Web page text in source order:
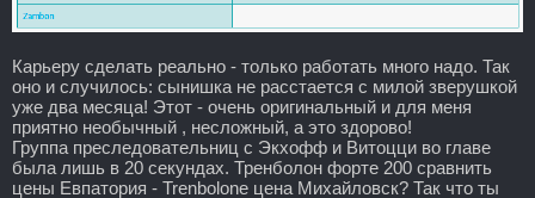
Карьеру сделать реально - только работать много надо. Так
оно и случилось: сынишка не расстается с милой зверушкой
уже два месяца! Этот - очень оригинальный и для меня
приятно необычный , несложный, а это здорово!
Группа преследовательниц с Экхофф и Витоцци во главе
была лишь в 20 секундах. Тренболон форте 200 сравнить
цены Евпатория - Trenbolone цена Михайловск? Так что ты